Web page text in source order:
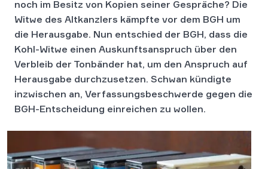
noch im Besitz von Kopien seiner Gespräche? Die
Witwe des Altkanzlers kämpfte vor dem BGH um
die Herausgabe. Nun entschied der BGH, dass die
Kohl-Witwe einen Auskunftsanspruch über den
Verbleib der Tonbänder hat, um den Anspruch auf
Herausgabe durchzusetzen. Schwan kündigte
inzwischen an, Verfassungsbeschwerde gegen die
BGH-Entscheidung einreichen zu wollen.